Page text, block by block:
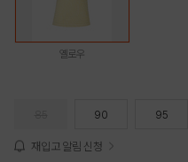
옐로우
90 95
재입고 알림 신청